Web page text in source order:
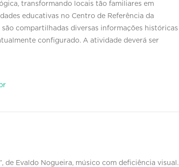
transformando locais tão familiares em
educativas no Centro de Referência da
compartilhadas diversas informações históricas
configurado. A atividade deverá ser
de Evaldo Nogueira, músico com deficiência visual.